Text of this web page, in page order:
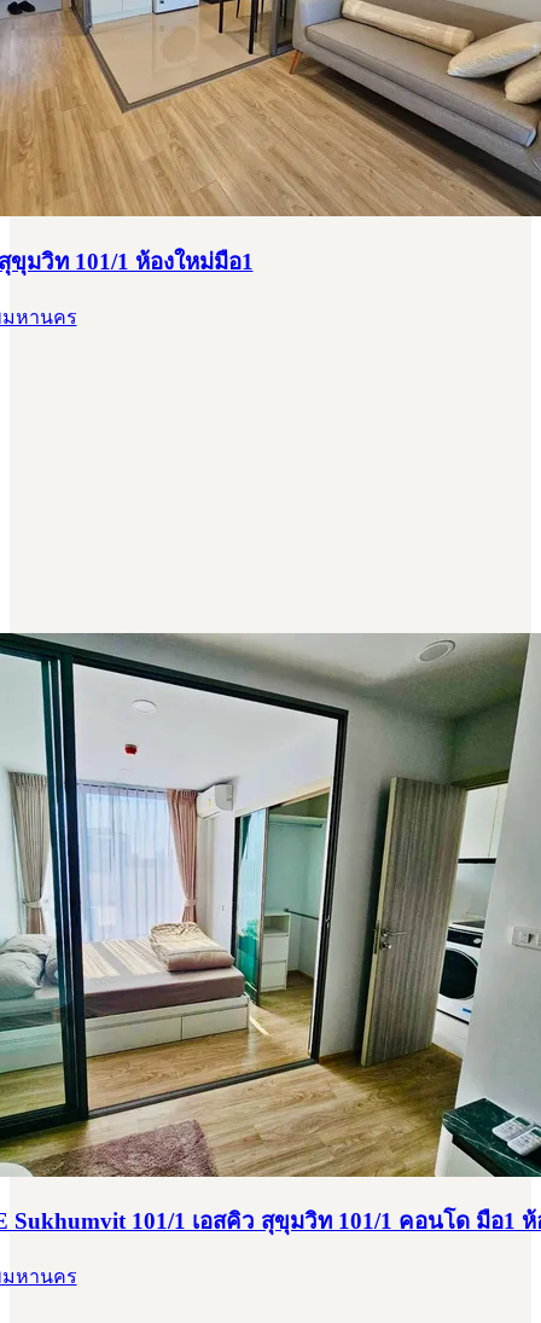
ขุมวิท 101/1 ห้องใหม่มือ1
มหานคร
Sukhumvit 101/1 เอสคิว สุขุมวิท 101/1 คอนโด มือ1 ห้
มหานคร